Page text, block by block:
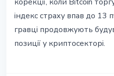
корекції, коли Bitcoin
індекс страху впав до 13
гравці продовжують
позиції у криптосекторі.